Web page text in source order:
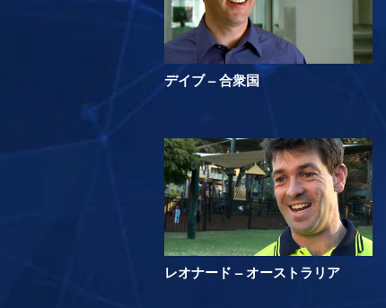
デイブ – 合衆国
レオナード – オーストラリア